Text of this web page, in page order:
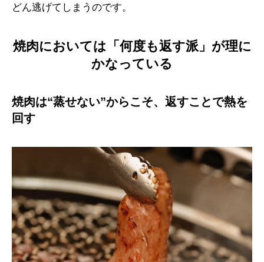
どん逃げてしまうのです。
焼肉においては「何度も返す派」が理に
かなっている
焼肉は“蒸せない”からこそ、返すことで熱を
回す